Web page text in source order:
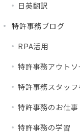
日英翻訳
特許事務ブログ
RPA活用
特許事務アウト
特許事務スタッ
特許事務のお仕事
特許事務の学習